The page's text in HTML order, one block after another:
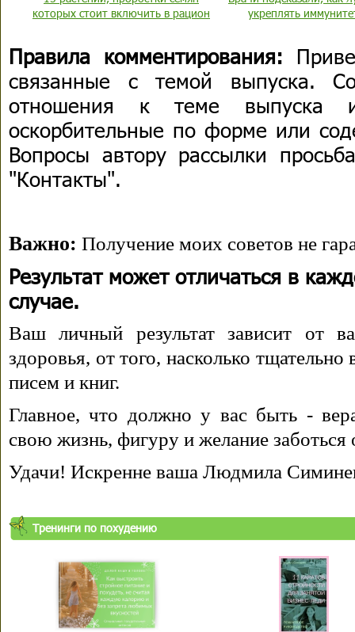
которых стоит включить в рацион
укреплять
Правила комментирования:
связанные с темой выпуска.
отношения к теме выпуска
оскорбительные по форме или
Вопросы автору рассылки
"Контакты".
Важно: Получение моих советов не
Результат может отличаться в
случае.
Ваш личный результат зависит от
здоровья, от того, насколько
писем и книг.
Главное, что должно у вас быть -
свою жизнь, фигуру и желание заботься
Удачи! Искренне ваша Людмила
Тренинги по похудению